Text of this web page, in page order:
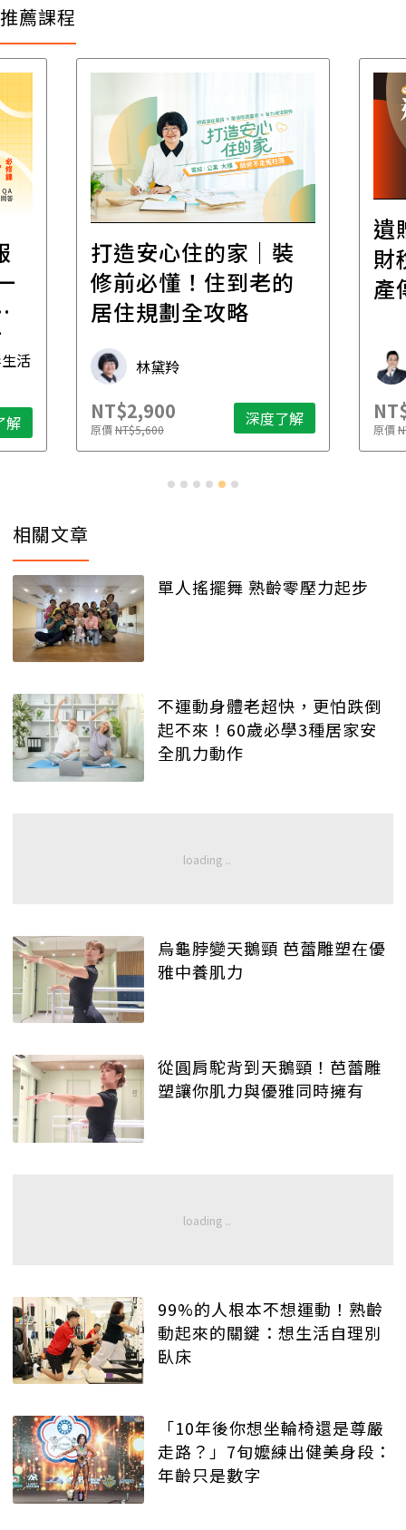
推薦課程
活
解
打造安心住的家｜裝
修前必懂！住到老的
居住規劃全攻略
林黛羚
NT$2,900
原價NT$5,600 深度了解
遺
財
產
原價
相關文章
單人搖擺舞 熟齡零壓力起步
不運動身體老超快，更怕跌倒
起不來！60歲必學3種居家安
全肌力動作
烏龜脖變天鵝頸 芭蕾雕塑在優
雅中養肌力
從圓肩駝背到天鵝頸！芭蕾雕
塑讓你肌力與優雅同時擁有
99%的人根本不想運動！熟齡
動起來的關鍵：想生活自理別
臥床
「10年後你想坐輪椅還是尊嚴
走路？」7旬嬤練出健美身段：
年齡只是數字